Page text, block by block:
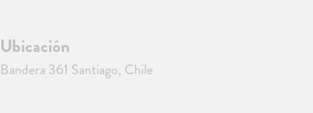
Ubicación
Bandera 361 Santiago, Chile